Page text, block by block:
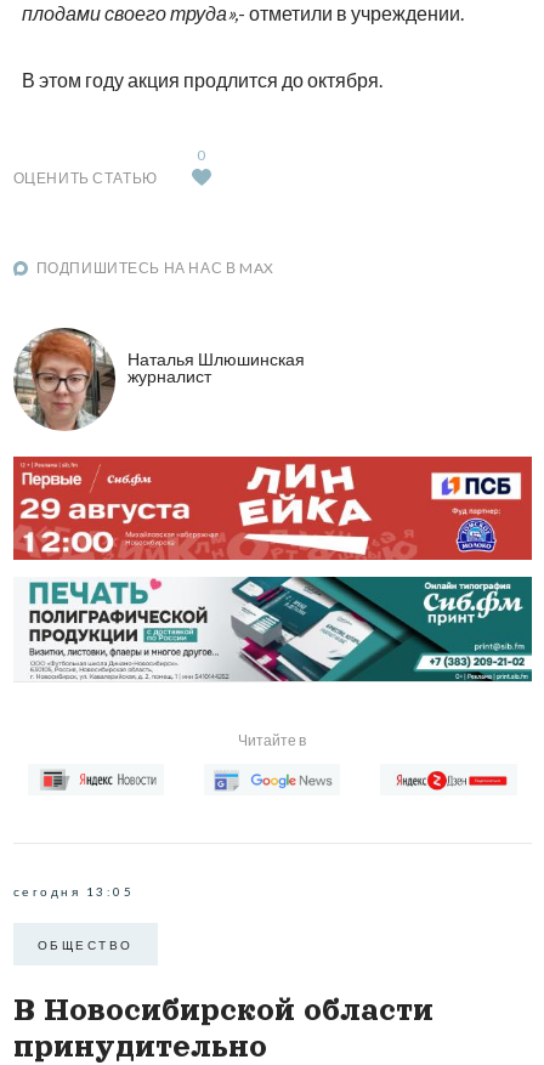
плодами своего труда»,- отметили в учреждении.
В этом году акция продлится до октября.
ОЦЕНИТЬ СТАТЬЮ
0
ПОДПИШИТЕСЬ НА НАС В MAX
Наталья Шлюшинская
журналист
Читайте в
сегодня 13:05
ОБЩЕСТВО
В Новосибирской области
принудительно